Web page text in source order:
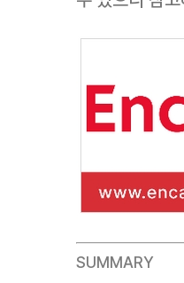
SUMMARY